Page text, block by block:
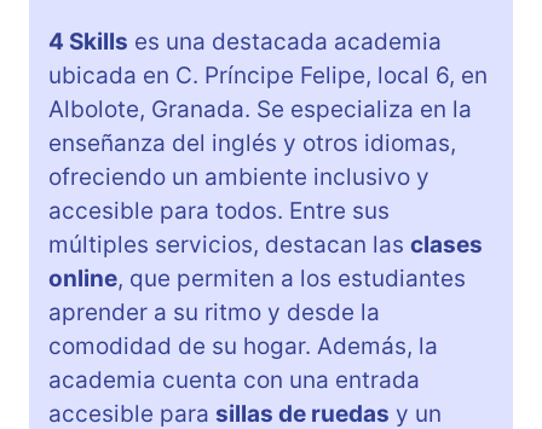
4 Skills es una destacada academia
ubicada en C. Príncipe Felipe, local 6, en
Albolote, Granada. Se especializa en la
enseñanza del inglés y otros idiomas,
ofreciendo un ambiente inclusivo y
accesible para todos. Entre sus
múltiples servicios, destacan las clases
online, que permiten a los estudiantes
aprender a su ritmo y desde la
comodidad de su hogar. Además, la
academia cuenta con una entrada
accesible para sillas de ruedas y un